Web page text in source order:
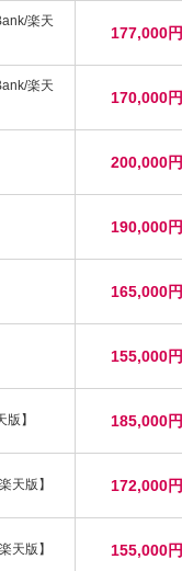
楽天
177,000円
楽天
170,000円
200,000円
190,000円
165,000円
155,000円
】 185,000円
天版】 172,000円
天版】 155,000円